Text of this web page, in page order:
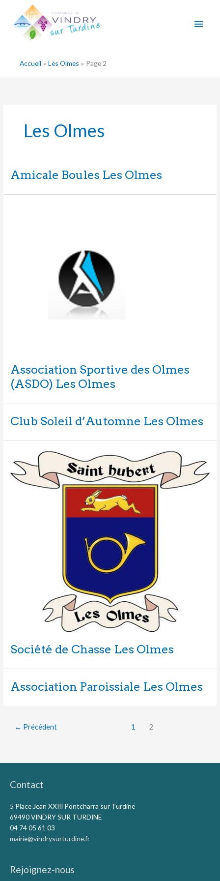
contenu
Accueil Les Olmes Page 2
Les Olmes
Amicale Boules Les Olmes
Association Sportive des Olmes
(ASDO) Les Olmes
Club Soleil d’Automne Les Olmes
Société de Chasse Les Olmes
Association Paroissiale Les Olmes
← Précédent 1 2
Contact
5 Place Jean XXIII Pontcharra sur Turdine
69490 VINDRY SUR TURDINE
04 74 05 61 03
mairie@vindrysurturdine.fr
Rejoignez-nous